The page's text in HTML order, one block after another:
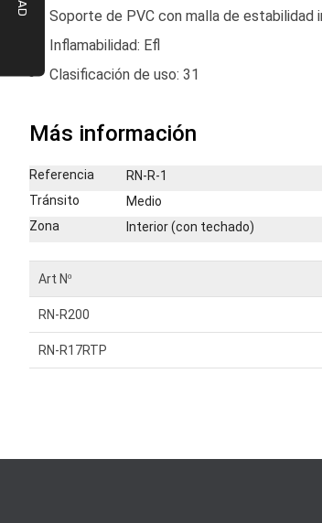
Soporte de PVC con malla de estabilidad
Inflamabilidad: Efl
Clasificación de uso: 31
Más información
Más
información
Referencia
RN-R-1
Tránsito
Medio
Zona
Interior (con techado)
Art Nº
RN-R200
RN-R17RTP